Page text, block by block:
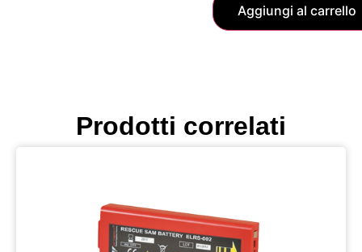
Aggiungi al carrello
Prodotti correlati